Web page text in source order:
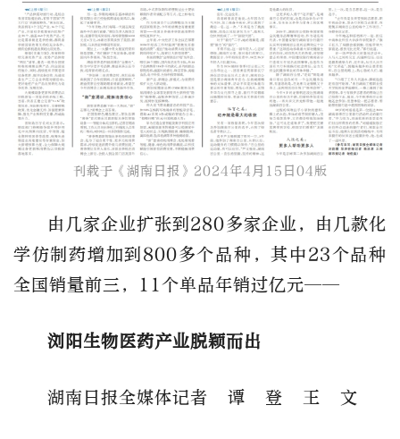
刊载于《湖南日报》2024年4月15日04版
由几家企业扩张到280多家企业，由几款化
学仿制药增加到800多个品种，其中23个品种
全国销量前三，11个单品年销过亿元——
浏阳生物医药产业脱颖而出
湖南日报全媒体记者 谭 登 王 文